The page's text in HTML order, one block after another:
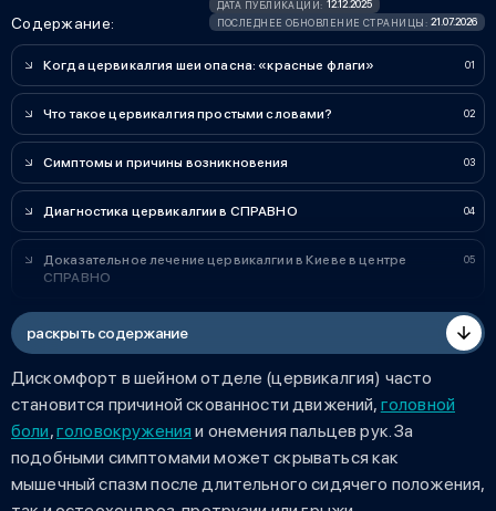
Содержание:
ДАТА ПУБЛИКАЦИИ: 12.12.2025
ПОСЛЕДНЕЕ ОБНОВЛЕНИЕ СТРАНИЦЫ: 21.07.2026
Когда цервикалгия шеи опасна: «красные флаги»
Что такое цервикалгия простыми словами?
Симптомы и причины возникновения
Диагностика цервикалгии в СПРАВНО
Доказательное лечение цервикалгии в Киеве в центре
СПРАВНО
раскрыть содержание
Дискомфорт в шейном отделе (цервикалгия) часто
становится причиной скованности движений, головной
боли,головокружения и онемения пальцев рук. За
подобными симптомами может скрываться как
мышечный спазм после длительного сидячего положения,